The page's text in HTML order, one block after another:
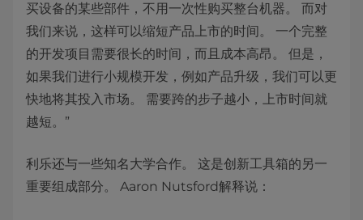
买设备的某些部件，不用一次性购买整台机器。 而对
我们来说，这样可以缩短产品上市的时间。 一个完整
的开发项目需要很长的时间，而且成本高昂。 但是，
如果我们进行小规模开发，例如产品升级，我们可以更
快地将其投入市场。 需要跨的步子越小，上市时间就
越短。”
利乐还与一些知名大学合作。 这是创新工具箱的另一
重要组成部分。 Aaron Nutsford解释说：